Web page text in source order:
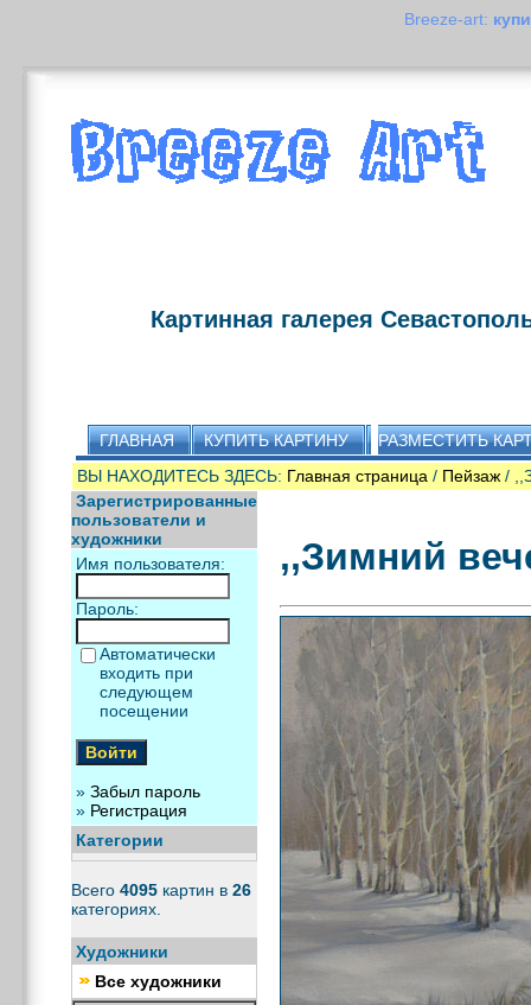
Breeze-art:
Картинная галерея
ГЛАВНАЯ КУПИТЬ КАРТИНУ
РАЗМЕСТИТЬ
ВЫ НАХОДИТЕСЬ ЗДЕСЬ: Главная страница / Пейзаж/
Зарегистрированные
пользователи и
художники
Имя пользователя:
Пароль:
Автоматически
входить при
следующем
посещении
» Забыл пароль
» Регистрация
Категории
Всего 4095картин в 26
категориях.
Художники
Все художники
,,Зимний